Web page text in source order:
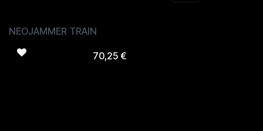
NEOJAMMER TRAIN
70,25€